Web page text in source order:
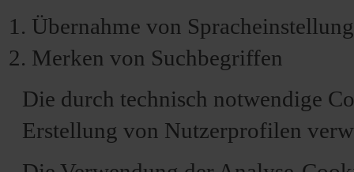
Übernahme von
Merken von Suchbegriffen
Die durch technisch notwendige
Erstellung von Nutzerprofilen